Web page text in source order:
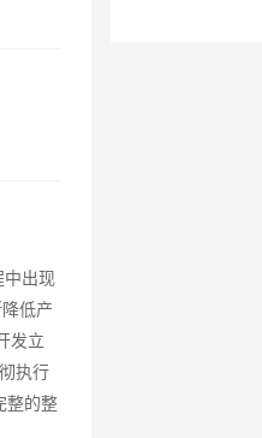
中出现
低产
发立
执行
整的整